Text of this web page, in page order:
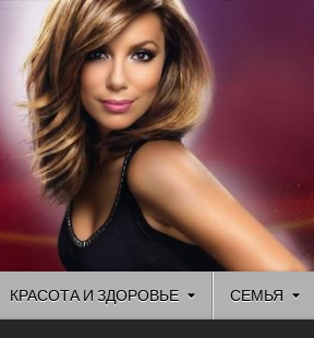
КРАСОТА И ЗДОРОВЬЕ СЕМЬЯ